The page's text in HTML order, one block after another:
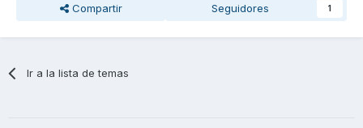
Compartir Seguidores 1
Ir a la lista de temas